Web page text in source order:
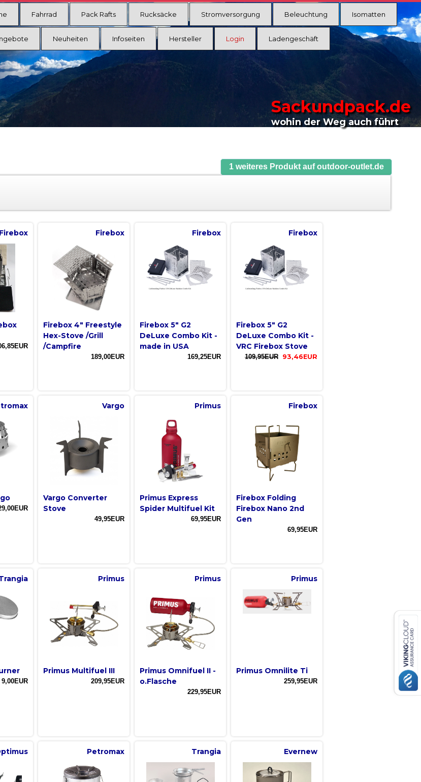
Fahrrad Pack Rafts Rucksäcke Stromversorgung Beleuchtung Isomatten
Neuheiten Infoseiten Hersteller Login Ladengeschäft
Sackundpack.de
wohin der Weg auch führt
1 weiteres Produkt auf outdoor-outlet.de
Firebox Firebox
Firebox 4" Freestyle
Hex-Stove /Grill
/Campfire
189,00EUR
Firebox
Firebox 5" G2
DeLuxe Combo Kit -
made in USA
169,25EUR
Firebox
Firebox 5" G2
DeLuxe Combo Kit -
VRC Firebox Stove
109,95EUR 93,46EUR
Vargo
Vargo Converter
Stove
49,95EUR
Primus
Primus Express
Spider Multifuel Kit
69,95EUR
Firebox
Firebox Folding
Firebox Nano 2nd
Gen
69,95EUR
9,00EUR
Primus
Primus Multifuel III
209,95EUR
Primus
Primus Omnifuel II -
o.Flasche
229,95EUR
Primus
Primus Omnilite Ti
259,95EUR
Petromax Trangia Evernew